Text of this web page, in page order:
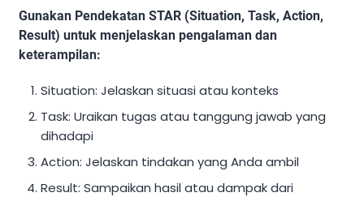
Gunakan Pendekatan STAR (Situation, Task, Action,
Result) untuk menjelaskan pengalaman dan
keterampilan:
Situation: Jelaskan situasi atau konteks
Task: Uraikan tugas atau tanggung jawab yang
dihadapi
Action: Jelaskan tindakan yang Anda ambil
Result: Sampaikan hasil atau dampak dari